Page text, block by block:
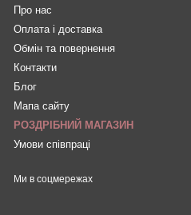
Про нас
Оплата і доставка
Обмін та повернення
Контакти
Блог
Мапа сайту
РОЗДРІБНИЙ МАГАЗИН
Умови співпраці
Ми в соцмережах